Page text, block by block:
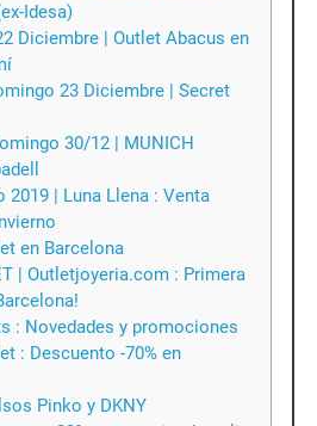
Idesa)
Diciembre | Outlet Abacus en
23 Diciembre | Secret
30/12 | MUNICH
2019 | Luna Llena : Venta
en Barcelona
| Outletjoyeria.com : Primera
: Novedades y promociones
: Descuento -70% en
Pinko y DKNY